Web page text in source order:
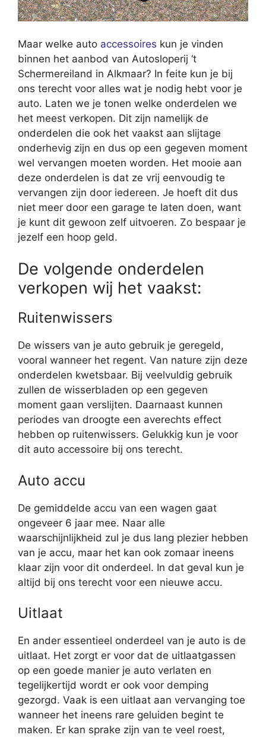
Maar welke auto accessoires kun je vinden
binnen het aanbod van Autosloperij ‘t
Schermereiland in Alkmaar? In feite kun je bij
ons terecht voor alles wat je nodig hebt voor je
auto. Laten we je tonen welke onderdelen we
het meest verkopen. Dit zijn namelijk de
onderdelen die ook het vaakst aan slijtage
onderhevig zijn en dus op een gegeven moment
wel vervangen moeten worden. Het mooie aan
deze onderdelen is dat ze vrij eenvoudig te
vervangen zijn door iedereen. Je hoeft dit dus
niet meer door een garage te laten doen, want
je kunt dit gewoon zelf uitvoeren. Zo bespaar je
jezelf een hoop geld.
De volgende onderdelen
verkopen wij het vaakst:
Ruitenwissers
De wissers van je auto gebruik je geregeld,
vooral wanneer het regent. Van nature zijn deze
onderdelen kwetsbaar. Bij veelvuldig gebruik
zullen de wisserbladen op een gegeven
moment gaan verslijten. Daarnaast kunnen
periodes van droogte een averechts effect
hebben op ruitenwissers. Gelukkig kun je voor
dit auto accessoire bij ons terecht.
Auto accu
De gemiddelde accu van een wagen gaat
ongeveer 6 jaar mee. Naar alle
waarschijnlijkheid zul je dus lang plezier hebben
van je accu, maar het kan ook zomaar ineens
klaar zijn voor dit onderdeel. In dat geval kun je
altijd bij ons terecht voor een nieuwe accu.
Uitlaat
En ander essentieel onderdeel van je auto is de
uitlaat. Het zorgt er voor dat de uitlaatgassen
op een goede manier je auto verlaten en
tegelijkertijd wordt er ook voor demping
gezorgd. Vaak is een uitlaat aan vervanging toe
wanneer het ineens rare geluiden begint te
maken. Er kan sprake zijn van te veel roest,